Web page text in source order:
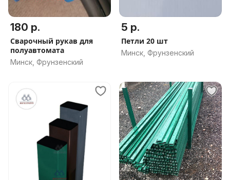
180 р.
Сварочный рукав для
полуавтомата
Минск, Фрунзенский
5 р.
Петли 20 шт
Минск, Фрунзенский